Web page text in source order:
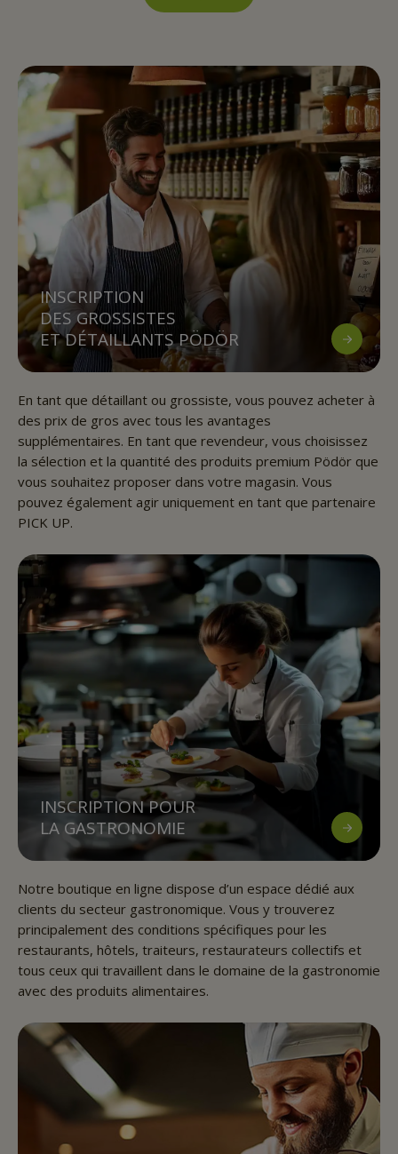
INSCRIPTION
DES GROSSISTES
ET DÉTAILLANTS PÖDÖR
En tant que détaillant ou grossiste, vous pouvez acheter à
des prix de gros avec tous les avantages
supplémentaires. En tant que revendeur, vous choisissez
la sélection et la quantité des produits premium Pödör que
vous souhaitez proposer dans votre magasin. Vous
pouvez également agir uniquement en tant que partenaire
PICK UP.
INSCRIPTION POUR
LA GASTRONOMIE
Notre boutique en ligne dispose d’un espace dédié aux
clients du secteur gastronomique. Vous y trouverez
principalement des conditions spécifiques pour les
restaurants, hôtels, traiteurs, restaurateurs collectifs et
tous ceux qui travaillent dans le domaine de la gastronomie
avec des produits alimentaires.